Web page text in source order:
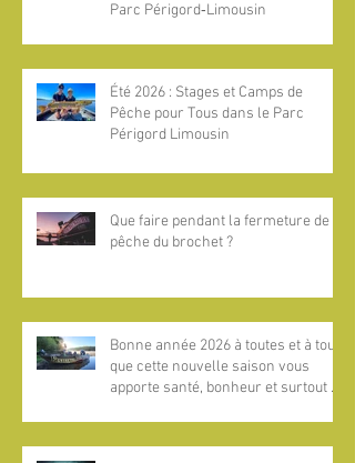
Parc Périgord‑Limousin
Été 2026 : Stages et Camps de
Pêche pour Tous dans le Parc
Périgord Limousin
Que faire pendant la fermeture de la
pêche du brochet ?
Bonne année 2026 à toutes et à tous,
que cette nouvelle saison vous
apporte santé, bonheur et surtout de